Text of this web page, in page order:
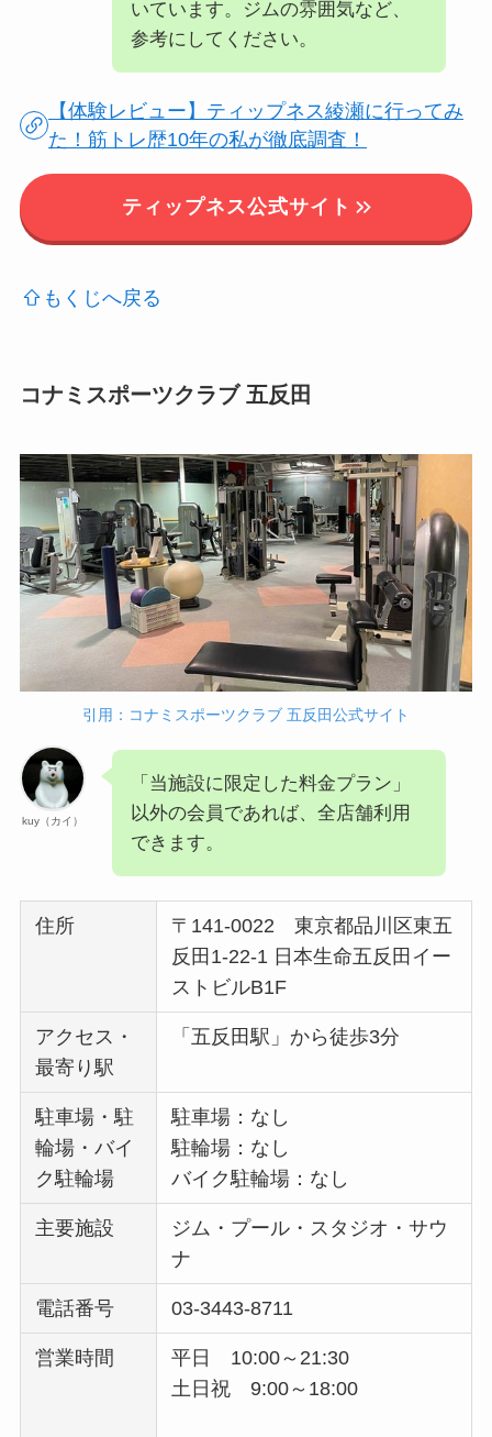
いています。ジムの雰囲気など、
参考にしてください。
【体験レビュー】ティップネス綾瀬に行ってみ
た！筋トレ歴10年の私が徹底調査！
ティップネス公式サイト
もくじへ戻る
コナミスポーツクラブ 五反田
引用：コナミスポーツクラブ 五反田公式サイト
kuy（カイ）
「当施設に限定した料金プラン」
以外の会員であれば、全店舗利用
できます。
住所
〒141-0022 東京都品川区東五
反田1-22-1 日本生命五反田イー
ストビルB1F
アクセス・
最寄り駅
「五反田駅」から徒歩3分
駐車場・駐
輪場・バイ
ク駐輪場
駐車場：なし
駐輪場：なし
バイク駐輪場：なし
主要施設
ジム・プール・スタジオ・サウ
ナ
電話番号 03-3443-8711
営業時間
平日 10:00～21:30
土日祝 9:00～18:00